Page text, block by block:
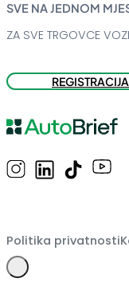
SVE NA JEDNOM
ZA SVE TRGOVCE
REGISTRACIJA
Politika privatnosti